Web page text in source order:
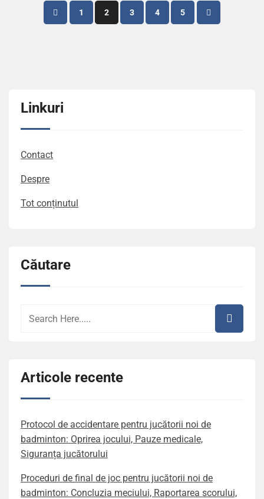
Posts
1 2 3 4 5
Linkuri
Contact
Despre
Tot conținutul
Căutare
Articole recente
Protocol de accidentare pentru jucătorii noi de
badminton: Oprirea jocului, Pauze medicale,
Siguranța jucătorului
Proceduri de final de joc pentru jucătorii noi de
badminton: Concluzia meciului, Raportarea scorului,